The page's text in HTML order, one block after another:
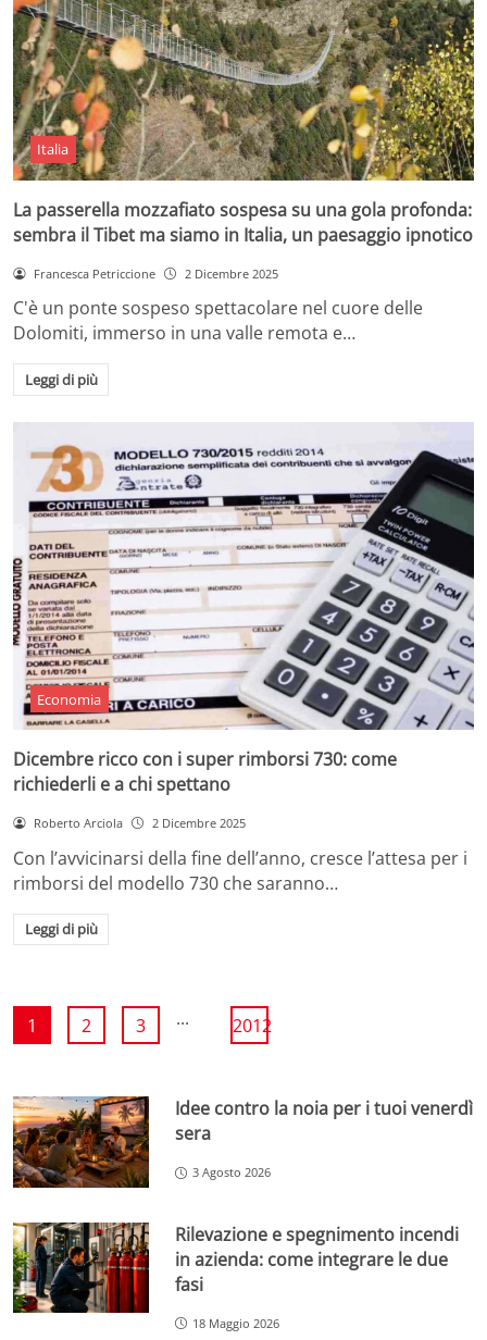
Italia
La passerella mozzafiato sospesa su una gola profonda:
sembra il Tibet ma siamo in Italia, un paesaggio ipnotico
Francesca Petriccione 2 Dicembre 2025
C'è un ponte sospeso spettacolare nel cuore delle
Dolomiti, immerso in una valle remota e…
Leggi di più
Economia
Dicembre ricco con i super rimborsi 730: come
richiederli e a chi spettano
Roberto Arciola 2 Dicembre 2025
Con l’avvicinarsi della fine dell’anno, cresce l’attesa per i
rimborsi del modello 730 che saranno…
Leggi di più
1 2 3 ... 2012
Idee contro la noia per i tuoi venerdì
sera
3 Agosto 2026
Rilevazione e spegnimento incendi
in azienda: come integrare le due
fasi
18 Maggio 2026